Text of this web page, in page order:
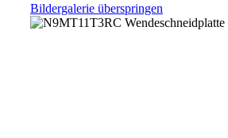
Bildergalerie überspringen